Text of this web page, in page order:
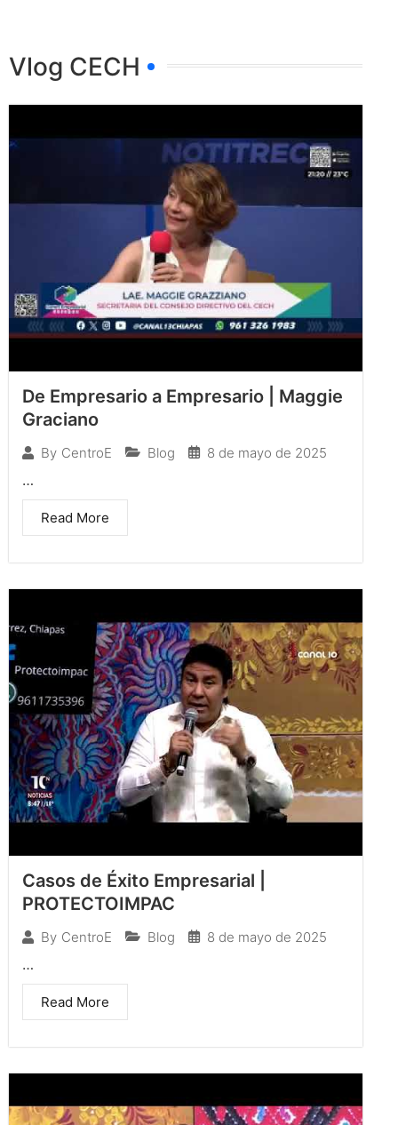
Vlog CECH
De Empresario a Empresario | Maggie
Graciano
By CentroE Blog 8 de mayo de 2025
…
Read More
Casos de Éxito Empresarial |
PROTECTOIMPAC
By CentroE Blog 8 de mayo de 2025
…
Read More